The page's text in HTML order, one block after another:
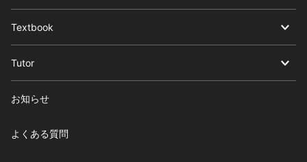
Textbook
Tutor
お知らせ
よくある質問